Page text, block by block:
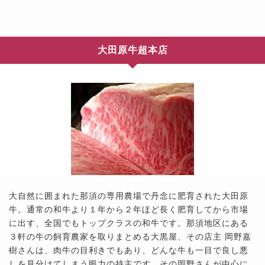
大田原牛超本店
大自然に囲まれた那須の専用農場で丹念に肥育された大田原
牛。通常の和牛より１年から２年ほど長く肥育してから市場
に出す、全国でもトップクラスの和牛です。那須地区にある
３軒の牛の飼育農家を取りまとめる大黒屋、その店主 岡野嘉
樹さんは、肉牛の目利きでもあり、どんな牛も一目で良し悪